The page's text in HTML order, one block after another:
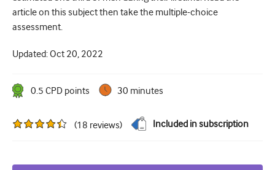
კარდიოლოგია
კომუნიკაციის უნარი
კრიტიკული/ინტენსიური მოვლა
დიაბეტი და ენდოკრინოლოგია
article on this subject then take the multiple-choice
assessment.
Updated:Oct 20, 2022
0.5 CPD points 30 minutes
(18 reviews) Included in subscription